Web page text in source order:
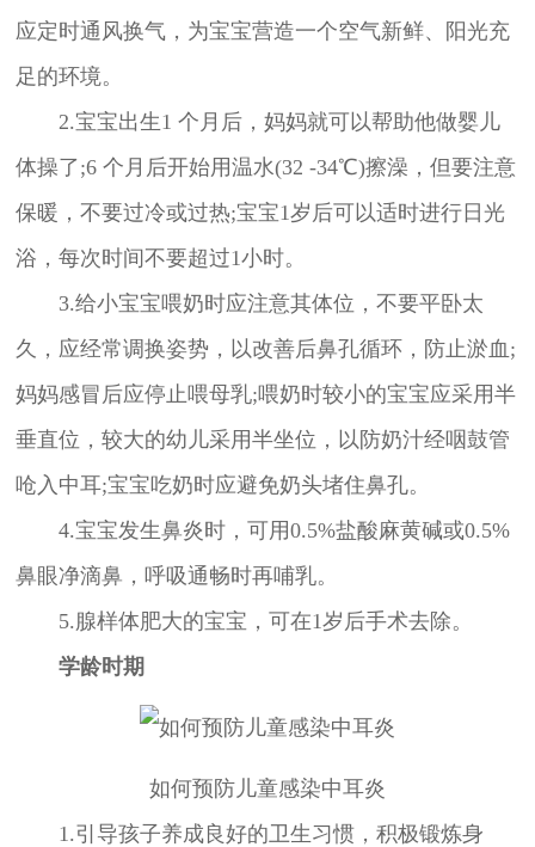
应定时通风换气，为宝宝营造一个空气新鲜、阳光充
足的环境。
2.宝宝出生1 个月后，妈妈就可以帮助他做婴儿
体操了;6 个月后开始用温水(32 -34℃)擦澡，但要注意
保暖，不要过冷或过热;宝宝1岁后可以适时进行日光
浴，每次时间不要超过1小时。
3.给小宝宝喂奶时应注意其体位，不要平卧太
久，应经常调换姿势，以改善后鼻孔循环，防止淤血;
妈妈感冒后应停止喂母乳;喂奶时较小的宝宝应采用半
垂直位，较大的幼儿采用半坐位，以防奶汁经咽鼓管
呛入中耳;宝宝吃奶时应避免奶头堵住鼻孔。
4.宝宝发生鼻炎时，可用0.5%盐酸麻黄碱或0.5%
鼻眼净滴鼻，呼吸通畅时再哺乳。
5.腺样体肥大的宝宝，可在1岁后手术去除。
学龄时期
如何预防儿童感染中耳炎
1.引导孩子养成良好的卫生习惯，积极锻炼身